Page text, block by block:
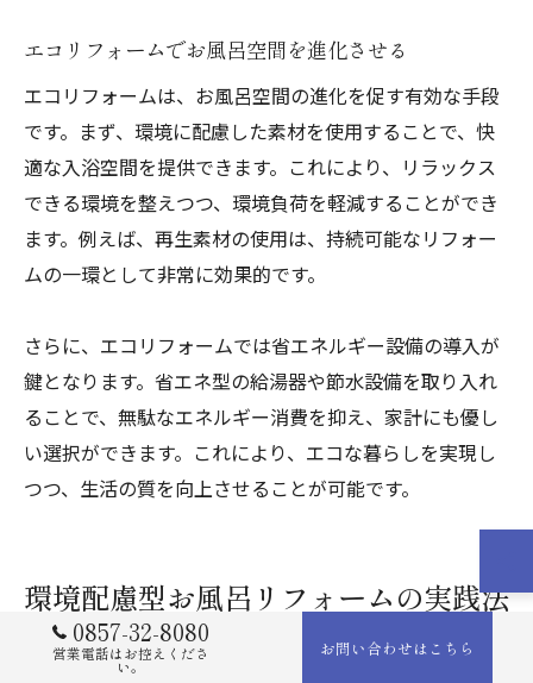
エコリフォームでお風呂空間を進化させる
エコリフォームは、お風呂空間の進化を促す有効な手段
です。まず、環境に配慮した素材を使用することで、快
適な入浴空間を提供できます。これにより、リラックス
できる環境を整えつつ、環境負荷を軽減することができ
ます。例えば、再生素材の使用は、持続可能なリフォー
ムの一環として非常に効果的です。
さらに、エコリフォームでは省エネルギー設備の導入が
鍵となります。省エネ型の給湯器や節水設備を取り入れ
ることで、無駄なエネルギー消費を抑え、家計にも優し
い選択ができます。これにより、エコな暮らしを実現し
つつ、生活の質を向上させることが可能です。
環境配慮型お風呂リフォームの実践法
0857-32-8080
営業電話はお控えくださ
い。
お問い合わせはこちら